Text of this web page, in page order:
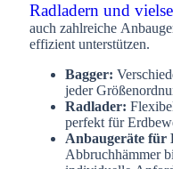
Radladern und
auch zahlreiche
effizient unterstützen.
Bagger:
jeder
Radlader:
perfekt für
Anbaugeräte für
Abbruchhämmer